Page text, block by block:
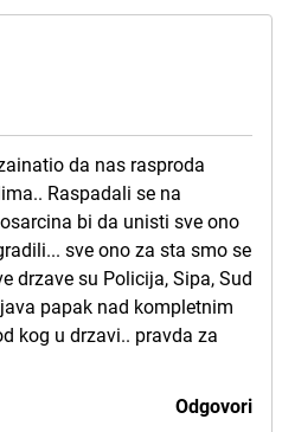
da nas rasproda
Raspadali se na
bi da unisti sve ono
sve ono za sta smo se
drzave su Policija, Sipa, Sud
papak nad kompletnim
kog u drzavi.. pravda za
Odgovori